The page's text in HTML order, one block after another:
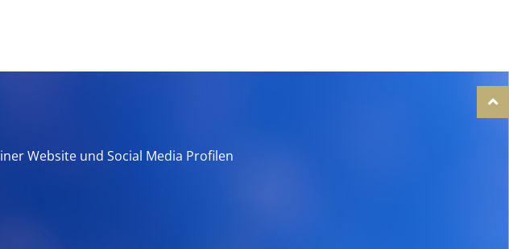
Website und Social Media Profilen